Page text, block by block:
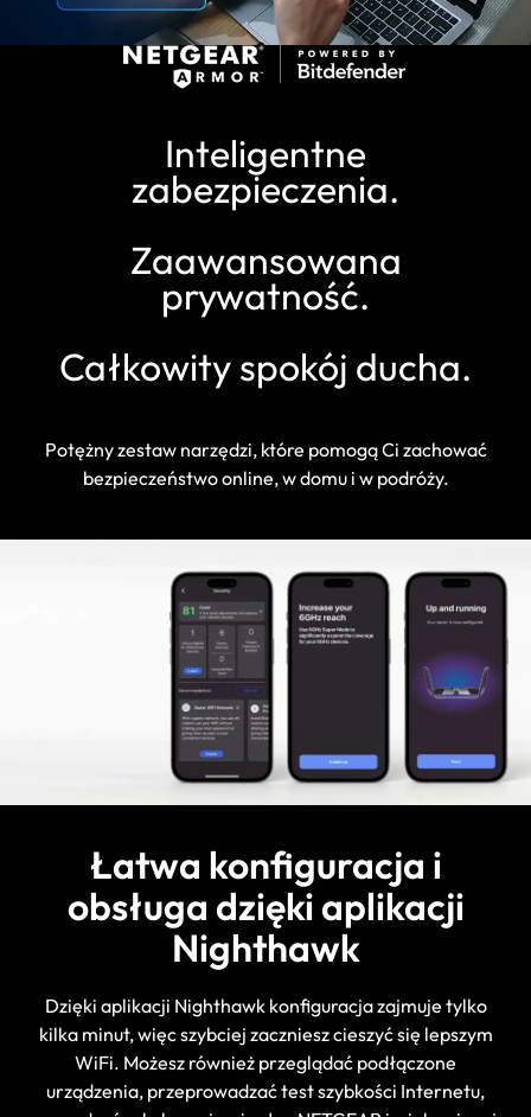
Inteligentne
zabezpieczenia.
Zaawansowana
prywatność.
Całkowity spokój ducha.
Potężny zestaw narzędzi, które pomogą Ci zachować
bezpieczeństwo online, w domu i w podróży.
Łatwa konfiguracja i
obsługa dzięki aplikacji
Nighthawk
Dzięki aplikacji Nighthawk konfiguracja zajmuje tylko
kilka minut, więc szybciej zaczniesz cieszyć się lepszym
WiFi. Możesz również przeglądać podłączone
urządzenia, przeprowadzać test szybkości Internetu,